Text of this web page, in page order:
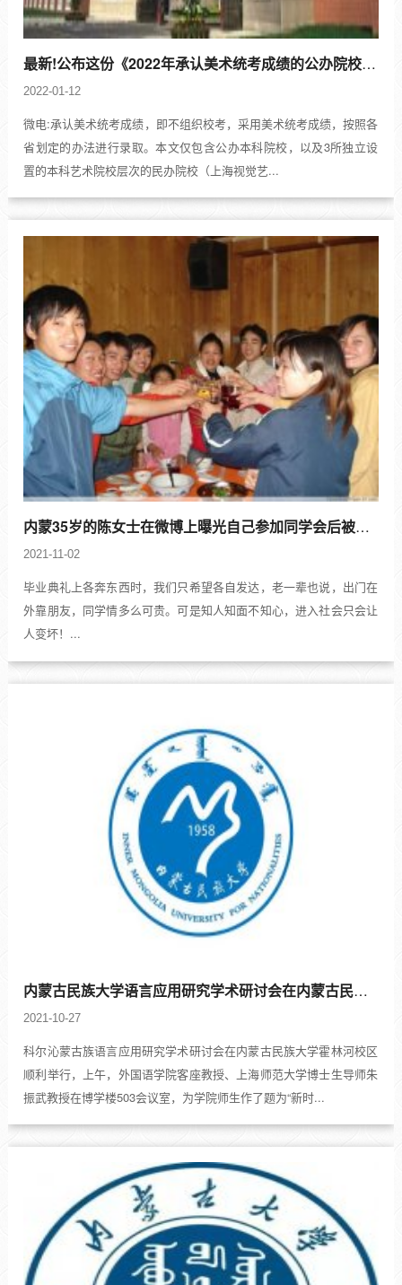
最新!公布这份《2022年承认美术统考成绩的公办院校和专业名单》
2022-01-12
微电:承认美术统考成绩，即不组织校考，采用美术统考成绩，按照各
省划定的办法进行录取。本文仅包含公办本科院校，以及3所独立设
置的本科艺术院校层次的民办院校（上海视觉艺...
内蒙35岁的陈女士在微博上曝光自己参加同学会后被灌药、多次被蹂躏，成为她
2021-11-02
毕业典礼上各奔东西时，我们只希望各自发达，老一辈也说，出门在
外靠朋友，同学情多么可贵。可是知人知面不知心，进入社会只会让
人变坏！...
内蒙古民族大学语言应用研究学术研讨会在内蒙古民族大学霍林河校区顺利举行
2021-10-27
科尔沁蒙古族语言应用研究学术研讨会在内蒙古民族大学霍林河校区
顺利举行，上午，外国语学院客座教授、上海师范大学博士生导师朱
振武教授在博学楼503会议室，为学院师生作了题为“新时...